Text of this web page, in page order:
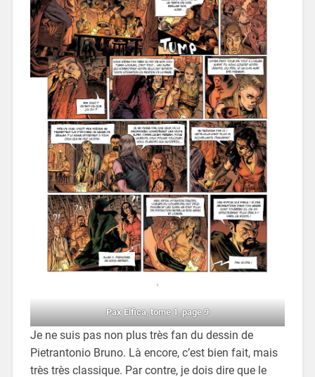
Pax Elfica, tome 1, page 9
Je ne suis pas non plus très fan du dessin de
Pietrantonio Bruno. Là encore, c’est bien fait, mais
très très classique. Par contre, je dois dire que le